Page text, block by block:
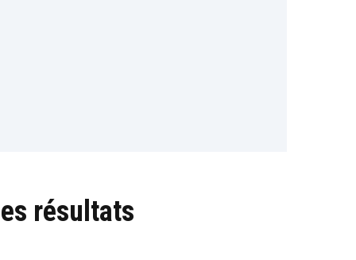
résultats